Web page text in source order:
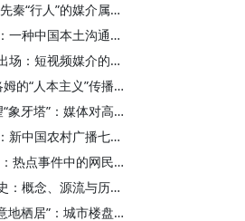
潘祥辉：使于四方，先秦“行人”的媒介属性及传播功能
潘祥辉：“对天发誓”：一种中国本土沟通行为的传播社会学阐释
潘祥辉：“无名者”的出场：短视频媒介的历史社会学考察
潘祥辉 王炜艺：弗洛姆的“人本主义”传播思想及其启示
潘祥辉 刘国庆：瞭望“象牙塔”：媒体对高校舆论监督的一个新闻社会学研究
潘祥辉：“广播下乡”：新中国农村广播七十年变迁史
潘祥辉：新媒体赋权：热点事件中的网民参与
潘祥辉：百年“公报”史：概念、源流与历史演变
潘祥辉 孙一鸣：“诗意地栖居”：城市楼盘命名中的传播景观解读